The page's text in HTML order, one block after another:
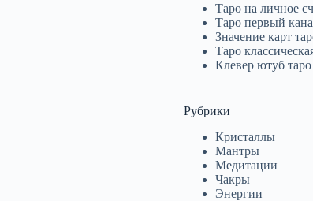
Таро на личное
Таро первый
Значение карт
Таро
Клевер ютуб таро
Рубрики
Кристаллы
Мантры
Медитации
Чакры
Энергии